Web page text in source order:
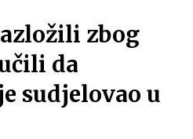
zbog
da
sudjelovao u